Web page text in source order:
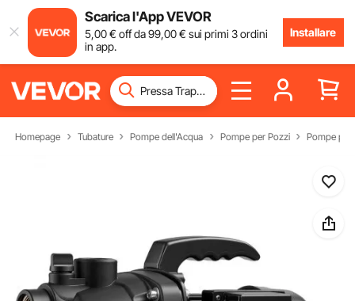
Scarica l'App VEVOR
5,00€ off da99,00€ sui primi 3 ordini
in app.
Installare
Homepage Tubature Pompe dell'Acqua Pompe per Pozzi Pompe per